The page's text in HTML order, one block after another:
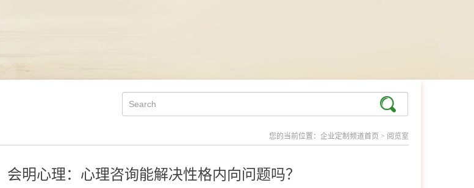
您的当前位置： 企业定制频道首页 > 阅览室
会明心理：心理咨询能解决性格内向问题吗？